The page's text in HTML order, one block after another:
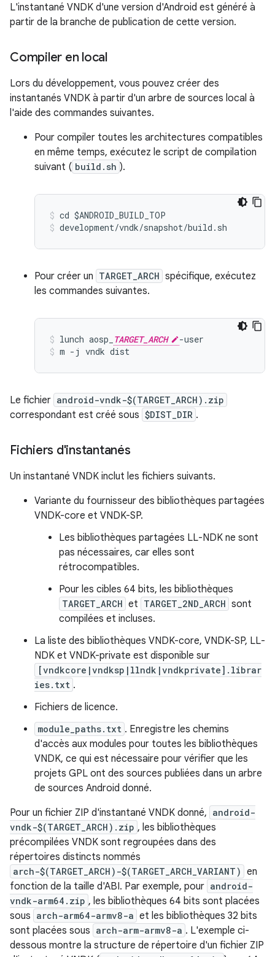
L'instantané VNDK d'une version d'Android est généré à
partir de la branche de publication de cette version.
Compiler en local
Lors du développement, vous pouvez créer des
instantanés VNDK à partir d'un arbre de sources local à
l'aide des commandes suivantes.
Pour compiler toutes les architectures compatibles
en même temps, exécutez le script de compilation
suivant ( build.sh ).
cd $ANDROID_BUILD_TOP
development/vndk/snapshot/build.sh
Pour créer un TARGET_ARCH spécifique, exécutez
les commandes suivantes.
lunch aosp_ TARGET_ARCH
-user
m -j vndk dist
Le fichier android-vndk-$(TARGET_ARCH).zip
correspondant est créé sous $DIST_DIR .
Fichiers d'instantanés
Un instantané VNDK inclut les fichiers suivants.
Variante du fournisseur des bibliothèques partagées
VNDK-core et VNDK-SP.
Les bibliothèques partagées LL-NDK ne sont
pas nécessaires, car elles sont
rétrocompatibles.
Pour les cibles 64 bits, les bibliothèques
TARGET_ARCH et TARGET_2ND_ARCH sont
compilées et incluses.
La liste des bibliothèques VNDK-core, VNDK-SP, LL-
NDK et VNDK-private est disponible sur
[vndkcore|vndksp|llndk|vndkprivate].librar
ies.txt .
Fichiers de licence.
module_paths.txt . Enregistre les chemins
d'accès aux modules pour toutes les bibliothèques
VNDK, ce qui est nécessaire pour vérifier que les
projets GPL ont des sources publiées dans un arbre
de sources Android donné.
Pour un fichier ZIP d'instantané VNDK donné, android-
vndk-$(TARGET_ARCH).zip , les bibliothèques
précompilées VNDK sont regroupées dans des
répertoires distincts nommés
arch-$(TARGET_ARCH)-$(TARGET_ARCH_VARIANT) en
fonction de la taille d'ABI. Par exemple, pour android-
vndk-arm64.zip , les bibliothèques 64 bits sont placées
sous arch-arm64-armv8-a et les bibliothèques 32 bits
sont placées sous arch-arm-armv8-a . L'exemple ci-
dessous montre la structure de répertoire d'un fichier ZIP